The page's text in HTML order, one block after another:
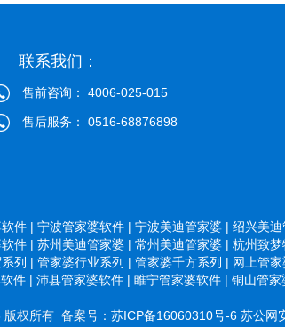
联系我们：
售前咨询： 4006-025-015
售后服务： 0516-68876898
件 | 宁波管家婆软件 | 宁波美迪管家婆 | 绍兴美
件 | 苏州美迪管家婆 | 常州美迪管家婆 | 杭州致
列 | 管家婆行业系列 | 管家婆千方系列 | 网上管
件 | 沛县管家婆软件 | 睢宁管家婆软件 | 铜山管家
权所有 备案号： 苏ICP备16060310号-6 苏公网